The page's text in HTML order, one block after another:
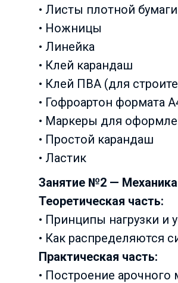
• Листы плотной
• Ножницы
• Линейка
• Клей карандаш
• Клей ПВА (для
• Гофроартон формата
• Маркеры для
• Простой карандаш
• Ластик
Занятие №2 —
Теоретическая часть:
• Принципы нагрузки и
• Как распределяются
Практическая часть:
• Построение арочного